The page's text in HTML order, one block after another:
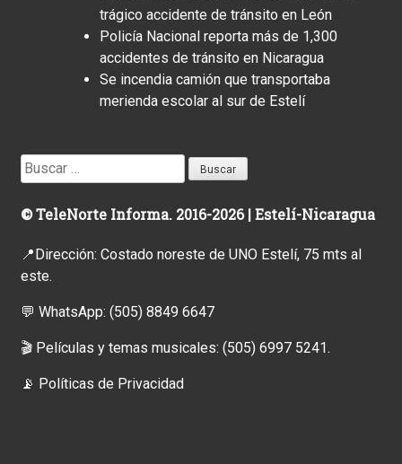
trágico accidente de tránsito en León
Policía Nacional reporta más de 1,300
accidentes de tránsito en Nicaragua
Se incendia camión que transportaba
merienda escolar al sur de Estelí
Buscar:
© TeleNorte Informa. 2016-2026 | Estelí-Nicaragua
📍Dirección: Costado noreste de UNO Estelí, 75 mts al
este.
💬 WhatsApp: (505) 8849 6647
🎬 Películas y temas musicales: (505) 6997 5241.
📡 Políticas de Privacidad